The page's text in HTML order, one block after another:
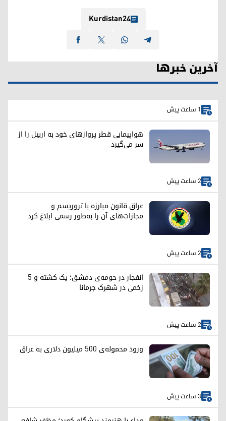
Kurdistan24
آخرین خبرها
1 ساعت پیش
هواپیمایی قطر پروازهای خود به اربیل را از
سر می‌گیرد
2 ساعت پیش
عراق قانون مبارزه با تروریسم و
مجازات‌های آن را به‌طور رسمی ابلاغ کرد
2 ساعت پیش
انفجار در حومه‌ی دمشق؛ یک کشته و ۵
زخمی در شهرک جرمانا
2 ساعت پیش
ورود محموله‌ی ۵۰۰ میلیون دلاری به عراق
3 ساعت پیش